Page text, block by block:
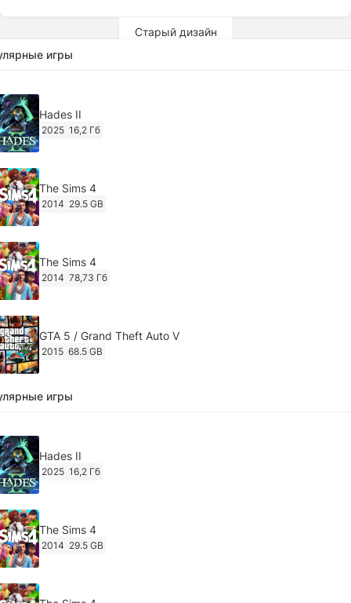
Старый дизайн
игры
Hades II
2025 16,2 Гб
The Sims 4
2014 29.5 GB
The Sims 4
2014 78,73 Гб
GTA 5 / Grand Theft Auto V
2015 68.5 GB
Ghost of Tsushima: Director's Cut v.1053.8.1023.1614
Ghost of Tsushima: Director's Cut v.1053.9.0623.1807
игры
Hades II
2025 16,2 Гб
The Sims 4
2014 29.5 GB